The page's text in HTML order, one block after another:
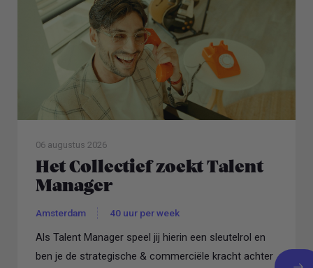
06 augustus 2026
Het Collectief zoekt Talent
Manager
Amsterdam 40 uur per week
Als Talent Manager speel jij hierin een sleutelrol en
ben je de strategische & commerciële kracht achter